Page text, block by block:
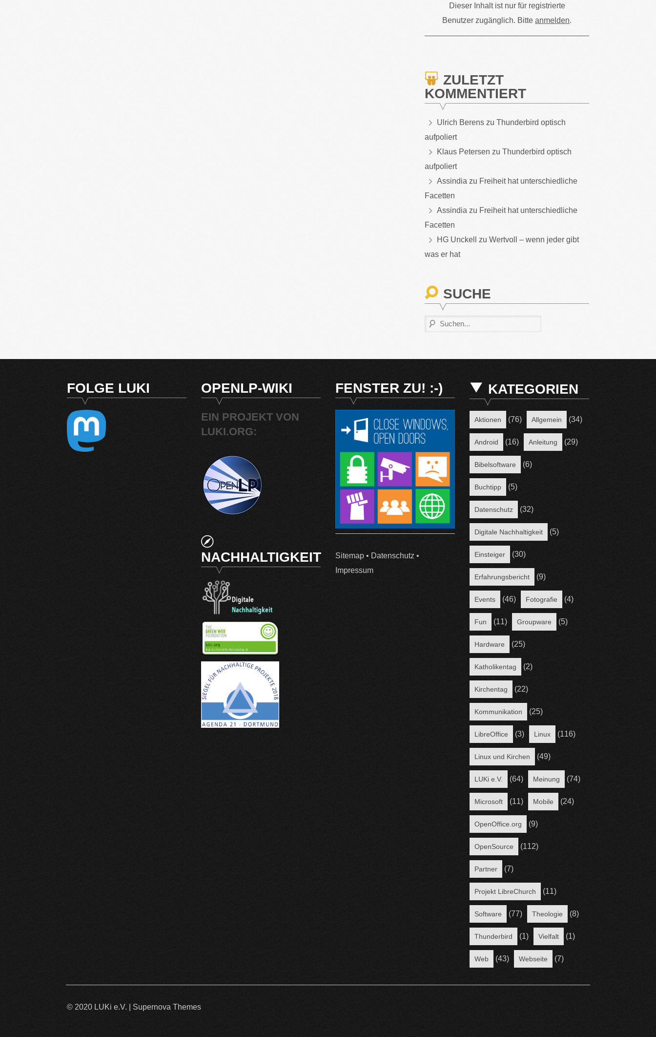
Dieser Inhalt ist nur für registrierte
Benutzer zugänglich. Bitteanmelden.
ZULETZT
KOMMENTIERT
Ulrich Berenszu Thunderbird optisch
aufpoliert
Klaus Petersen zu Thunderbird optisch
aufpoliert
Assindia zu Freiheit hat unterschiedliche
Facetten
Assindia zu Freiheit hat unterschiedliche
Facetten
HG Unckell
zu Wertvoll – wenn jeder gibt
was er hat
SUCHE
FOLGE LUKI OPENLP-WIKI
EIN PROJEKT VON
LUKI.ORG:
NACHHALTIGKEIT
FENSTER ZU! :-)
Sitemap • Datenschutz •
Impressum
KATEGORIEN
Aktionen (76) Allgemein (34)
Android (16) Anleitung (29)
Bibelsoftware (6)
Buchtipp (5)
Datenschutz (32)
Digitale Nachhaltigkeit (5)
Einsteiger (30)
Erfahrungsbericht (9)
Events (46) Fotografie (4)
Fun (11) Groupware (5)
Hardware (25)
Katholikentag (2)
Kirchentag (22)
Kommunikation (25)
LibreOffice (3) Linux (116)
Linux und Kirchen (49)
LUKi e.V. (64) Meinung (74)
Microsoft (11) Mobile (24)
OpenOffice.org (9)
OpenSource (112)
Partner (7)
Projekt LibreChurch (11)
Software (77) Theologie (8)
Thunderbird (1) Vielfalt (1)
Web (43) Webseite (7)
© 2020 LUKi e.V. Supernova Themes